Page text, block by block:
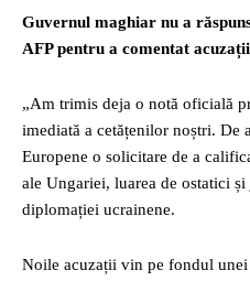
Guvernul maghiar nu a
AFP pentru a comentat
„Am trimis deja o notă oficială
imediată a cetățenilor noștri. De
Europene o solicitare de a
ale Ungariei, luarea de ostatici
diplomației ucrainene.
Noile acuzații vin pe fondul